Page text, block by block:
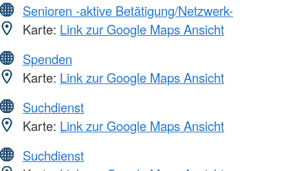
Senioren -aktive Betätigung/Netzwerk-
Karte: Link zur Google Maps Ansicht
Spenden
Karte: Link zur Google Maps Ansicht
Suchdienst
Karte: Link zur Google Maps Ansicht
Suchdienst